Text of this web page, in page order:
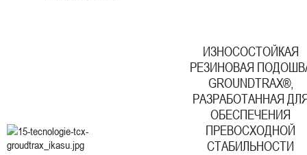
ИЗНОСОСТОЙКАЯ
РЕЗИНОВАЯ
GROUNDTRAX®,
РАЗРАБОТАННАЯ
ОБЕСПЕЧЕНИЯ
ПРЕВОСХОДНОЙ
СТАБИЛЬНОСТИ